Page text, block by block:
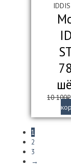
10 100₽
1
2
3
→